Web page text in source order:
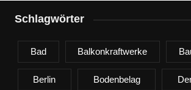
Schlagwörter
Bad Balkonkraftwerke
Berlin Bodenbelag